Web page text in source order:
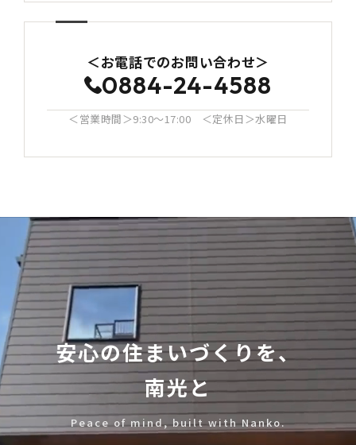
＜お電話でのお問い合わせ＞
0884-24-4588
＜営業時間＞9:30〜17:00 ＜定休日＞水曜日
安心の住まいづくりを、
南光と
Peace of mind, built with Nanko.